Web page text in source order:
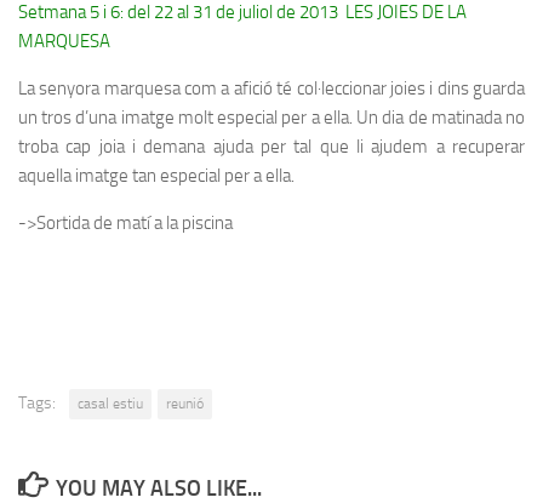
Setmana 5 i 6: del 22 al 31 de juliol de 2013 LES JOIES DE LA
MARQUESA
La senyora marquesa com a afició té col·leccionar joies i dins guarda
un tros d’una imatge molt especial per a ella. Un dia de matinada no
troba cap joia i demana ajuda per tal que li ajudem a recuperar
aquella imatge tan especial per a ella.
->Sortida de matí a la piscina
Tags: casal estiu reunió
YOU MAY ALSO LIKE...